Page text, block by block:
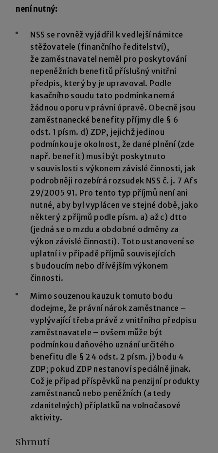
není nutný:
NSS se rovněž vyjádřil k vedlejší námitce
stěžovatele (finančního ředitelství),
že zaměstnavatel neměl pro poskytování
nepeněžních benefitů příslušný vnitřní
předpis, který by je upravoval. Podle
kasačního soudu tato podmínka nemá
žádnou oporu v právní úpravě. Obecně jsou
zaměstnanecké benefity příjmy dle § 6
odst. 1 písm. d) ZDP, jejichž jedinou
podmínkou je okolnost, že dané plnění (zde
např. benefit) musí být poskytnuto
v souvislosti s výkonem závislé činnosti, jak
podrobněji rozebírá rozsudek NSS č. j. 7 Afs
29/2005 91. Pro tento typ příjmů není ani
nutné, aby byl vyplácen ve stejné době, jako
některý z příjmů podle písm. a) až c) dtto
(jedná se o mzdu a obdobné odměny za
výkon závislé činnosti). Toto ustanovení se
uplatní i v případě příjmů souvisejících
s budoucím nebo dřívějším výkonem
činnosti.
Mimo souzenou kauzu k tomuto bodu
dodejme, že právní nárok zaměstnance –
vyplývající třeba právě z vnitřního předpisu
zaměstnavatele – ovšem může být
podmínkou daňového uznání určitého
benefitu dle § 24 odst. 2 písm. j) bodu 4
ZDP; pokud ZDP nestanoví speciálně jinak.
Což je případ příspěvků na penzijní produkty
zaměstnanců nebo peněžních (a tedy
zdanitelných) příplatků na volnočasové
aktivity.
Shrnutí